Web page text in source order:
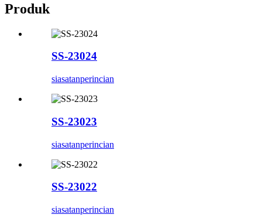
Produk
SS-23024
siasatanperincian
SS-23023
siasatanperincian
SS-23022
siasatanperincian